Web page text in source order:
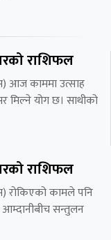
राशिफल
आज काममा उत्साह
मिल्ने योग छ। साथीको
राशिफल
रोकिएको कामले पनि
सन्तुलन